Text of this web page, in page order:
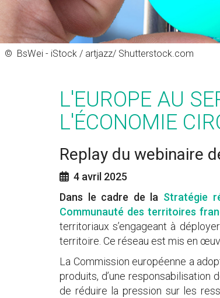
© BsWei - iStock / artjazz/ Shutterstock.com
L'EUROPE AU
L'ÉCONOMIE
Replay du webinaire
4 avril 2025
Dans le cadre de la Stratégie
Communauté des territoires
territoriaux s’engageant à
territoire. Ce réseau est mis en
La Commission européenne a
produits, d’une
de réduire la pression sur les